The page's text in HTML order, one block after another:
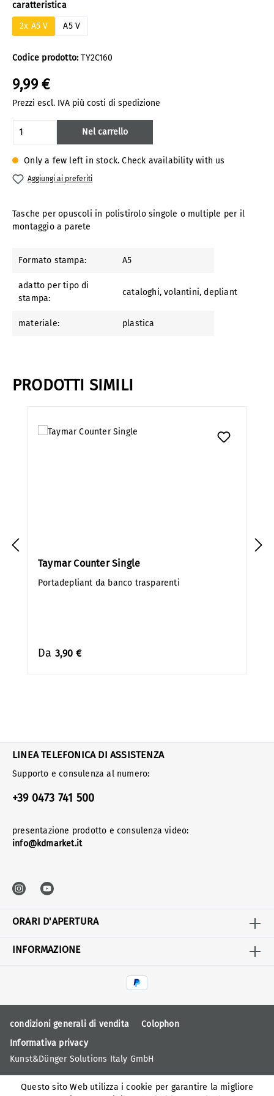
Codice prodotto:TY2C160
9,99 €
Prezzi escl. IVA più costi di spedizione
Only a few left in stock. Check availability with us
Seleziona
caratteristica
2x A5 V
A5 V
Quantità del prodotto: inserisci la
Nel carrello
Aggiungi ai preferiti
Tasche per opuscoli in polistirolo singole o multiple per il
montaggio a parete
Formato stampa: A5
adatto per tipo di
stampa:
cataloghi, volantini, depliant
materiale: plastica
PRODOTTI SIMILI
Taymar Counter Single
Portadepliant da banco trasparenti
Da 3,90 €
LINEA TELEFONICA DI ASSISTENZA
Supporto e consulenza al numero:
+39 0473 741 500
presentazione prodotto e consulenza video:
info@kdmarket.it
ORARI D'APERTURA
INFORMAZIONE
condizioni generali di vendita
Colophon
Informativa privacy
Kunst&Dünger Solutions Italy GmbH
Questo sito Web utilizza i cookie per garantire la migliore